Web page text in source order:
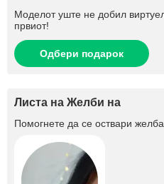
Моделот уште не добил
првиот!
Одбери подарок
Листа на Желби на
Помогнете да се оствари